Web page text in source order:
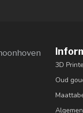
3D
Oud